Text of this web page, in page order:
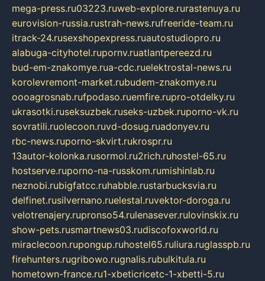
mega-press.ru03223.ruweb-explore.rurastenuya.ru
eurovision-russia.rustrah-news.rufreeride-team.ru
itrack-24.rusexshopexpress.ruautostudiopro.ru
alabuga-cityhotel.rupornv.ruatlantpereezd.ru
bud-em-znakomye.rua-cdc.ruelektrostal-news.ru
korolevremont-market.rubudem-znakomye.ru
oooagrosnab.rufpodaso.ruemfire.rupro-otdelky.ru
ukrasotki.ruseksuzbek.ruseks-uzbek.ruporno-vk.ru
sovratili.ruolecoon.ruvd-dosug.ruadonyev.ru
rbc-news.ruporno-skvirt.rukrospr.ru
13autor-kolonka.rusormol.ru2rich.ruhostel-65.ru
hostserve.ruporno-na-russkom.rumishinlab.ru
neznobi.rubigfatcc.ruhabble.rustarbucksvia.ru
delfinet.rusilvernano.ruelestal.ruvektor-doroga.ru
velotrenajery.rupronso54.rulenasever.rulovinskix.ru
show-pets.rusmartnews03.rudiscofoxworld.ru
miraclecoon.rupongup.ruhostel65.ruliura.ruglasspb.ru
firehunters.rugribowo.rugnalis.rubulkitula.ru
hometown-france.ru1-xbeticricetc-1-xbetti-5.ru